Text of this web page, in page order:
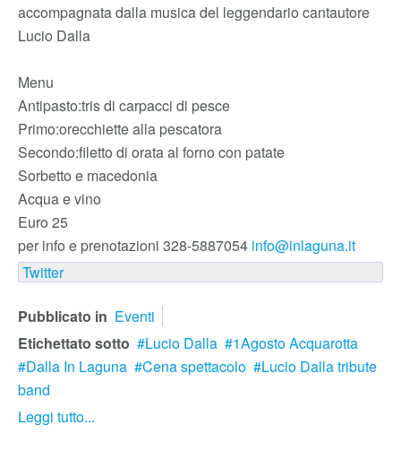
accompagnata dalla musica del leggendario cantautore
Lucio Dalla
Menu
Antipasto:tris di carpacci di pesce
Primo:orecchiette alla pescatora
Secondo:filetto di orata al forno con patate
Sorbetto e macedonia
Acqua e vino
Euro 25
per info e prenotazioni 328-5887054 info@inlaguna.it
Twitter
Pubblicato in Eventi
Etichettato sotto
Lucio Dalla
1Agosto Acquarotta
Dalla In Laguna
Cena spettacolo
Lucio Dalla tribute
band
Leggi tutto...